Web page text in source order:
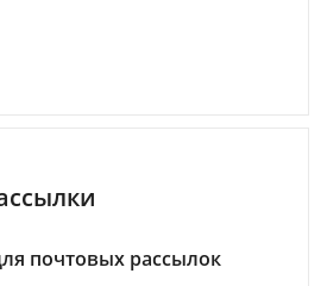
почтовых рассылок